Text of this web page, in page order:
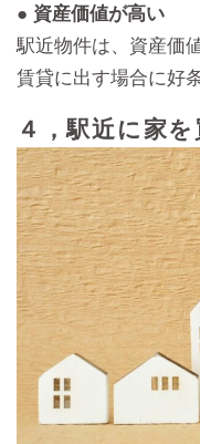
● 資産価値が高い
駅近物件は、資産価
賃貸に出す場合に好
４，駅近に家